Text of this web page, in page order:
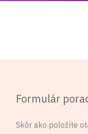
Formulár
Skôr ako položíte